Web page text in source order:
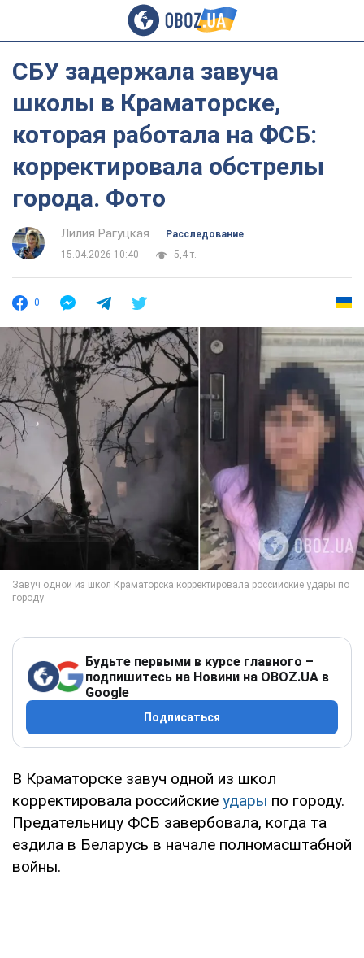
СБУ задержала завуча
школы в Краматорске,
которая работала на ФСБ:
корректировала обстрелы
города. Фото
Лилия Рагуцкая
Расследование
15.04.2026 10:40
5,4 т.
0
Будьте первыми в курсе главного –
подпишитесь на Новини на OBOZ.UA в
Google
Подписаться
В Краматорске завуч одной из школ
корректировала российские удары по городу.
Предательницу ФСБ завербовала, когда та
ездила в Беларусь в начале полномасштабной
войны.